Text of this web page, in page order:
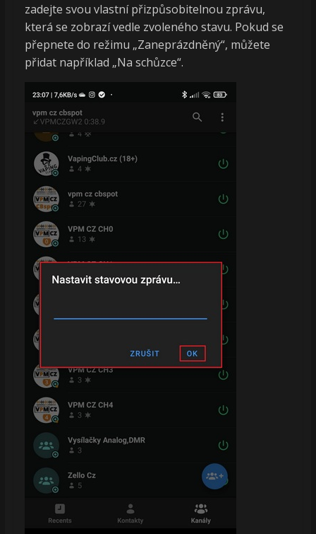
zadejte svou vlastní přizpůsobitelnou zprávu,
která se zobrazí vedle zvoleného stavu. Pokud se
přepnete do režimu „Zaneprázdněný“, můžete
přidat například „Na schůzce“.